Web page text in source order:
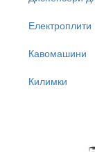
Електроплити
Кавомашини
Килимки